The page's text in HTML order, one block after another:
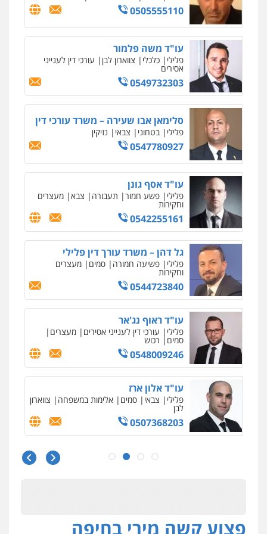
0505555110
עו"ד משה פלמור
פלילי כלכלי צווארון לבן עורכי דין לענייני
אסירים
0549732303
סלימאן אבו שעירה – משרד עורכי דין
פלילי בטחוני צבאי נזיקין
0547780927
עו"ד אסף גונן
פלילי פשע חמור תעבורה צבא מעצרים
וחקירות
0542255161
גל דהן – משרד עורך דין פלילי
פלילי פשיעה חמורה סמים מעצרים
וחקירות
0544723840
עו"ד ראוף נג'אר
פלילי עורכי דין לענייני אסירים מעצרים
סמים רכוש
0548009246
עו"ד אלון ארז
פלילי צבאי סמים אלימות במשפחה צווארון
לבן
0507368203
שחר לדובסקי, עו"ד
עבירות המתה עורכי
עו"ד איהאב ג'לג'ולי
פצוע קשה מירי בחיפה